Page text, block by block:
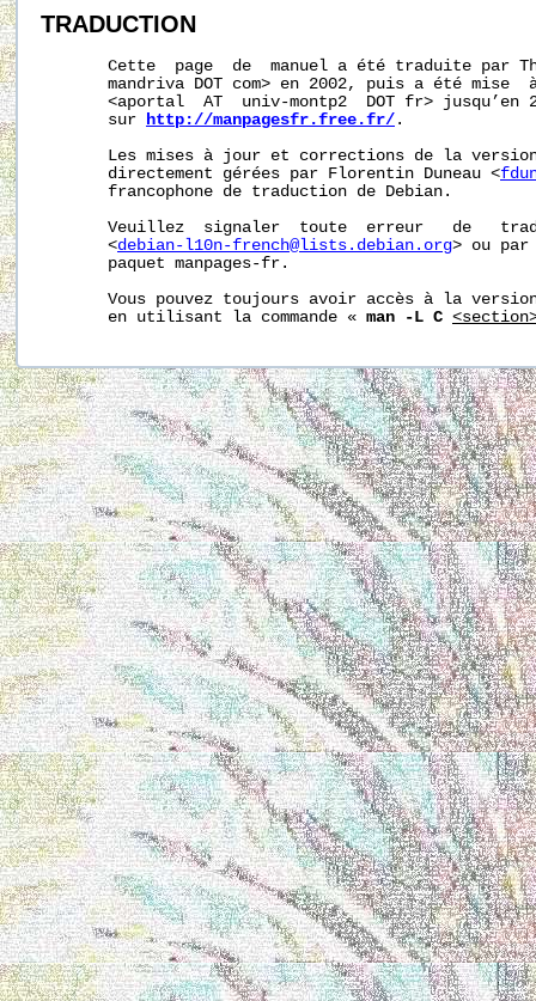
TRADUCTION
Cette  page  de  manuel a été traduite par
mandriva DOT com> en 2002, puis a été mise
<aportal  AT  univ-montp2  DOT fr> jusqu’en
       sur
http://manpagesfr.free.fr/ .
Les mises à jour et corrections de la
       directement gérées par Florentin Duneau <
       francophone de traduction de Debian.
Veuillez  signaler  toute  erreur   de
       <
debian-l10n-french@lists.debian.org> ou par
       paquet manpages-fr.
Vous pouvez toujours avoir accès à la
       en utilisant la commande «
man -L C